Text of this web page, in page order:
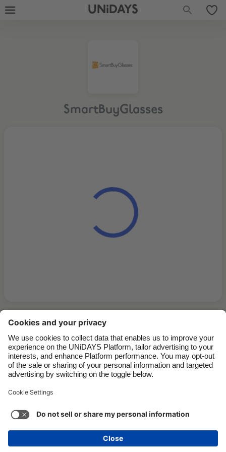
UNiDAYS
SmartBuyGlasses
Kontakt Unternehmen Presse Karriere
Cookie-Einstellungen Datenschutzrichtlinien
Zugänglichkeit Werbeauskunft Österreich